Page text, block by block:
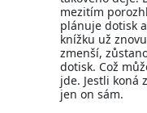
mezitím
plánuje dotisk
knížku už
zmenší,
dotisk. Což
jde. Jestli koná
jen on sám.